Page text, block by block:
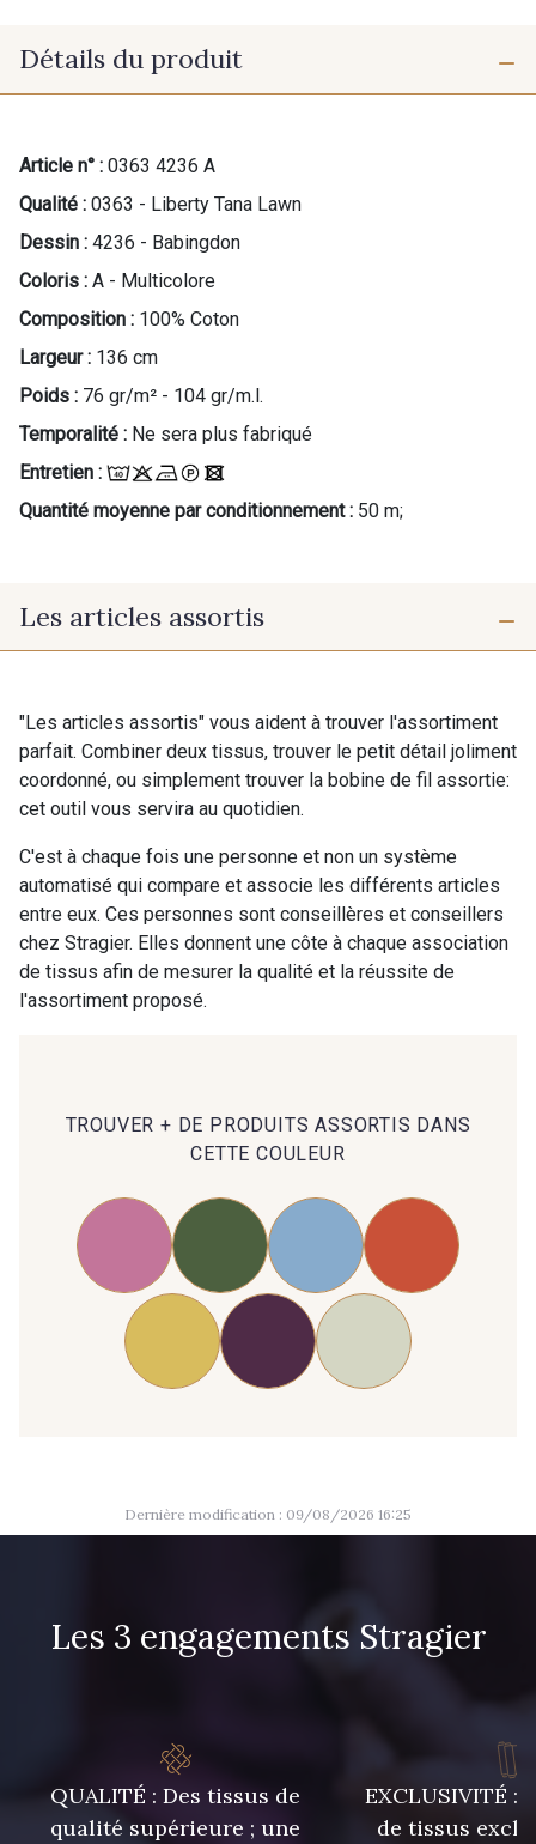
Détails du produit
Article n° : 0363 4236 A
Qualité : 0363 - Liberty Tana Lawn
Dessin : 4236 - Babingdon
Coloris : A - Multicolore
Composition : 100% Coton
Largeur : 136 cm
Poids : 76 gr/m² - 104 gr/m.l.
Temporalité : Ne sera plus fabriqué
Entretien :
Quantité moyenne par conditionnement : 50 m;
Les articles assortis
"Les articles assortis" vous aident à trouver l'assortiment
parfait. Combiner deux tissus, trouver le petit détail joliment
coordonné, ou simplement trouver la bobine de fil assortie:
cet outil vous servira au quotidien.
C'est à chaque fois une personne et non un système
automatisé qui compare et associe les différents articles
entre eux. Ces personnes sont conseillères et conseillers
chez Stragier. Elles donnent une côte à chaque association
de tissus afin de mesurer la qualité et la réussite de
l'assortiment proposé.
TROUVER + DE PRODUITS ASSORTIS DANS
CETTE COULEUR
Dernière modification : 09/08/2026 16:25
Les 3 engagements Stragier
QUALITÉ : Des tissus de
qualité supérieure ; une
EXCLUSIVITÉ :
de tissus